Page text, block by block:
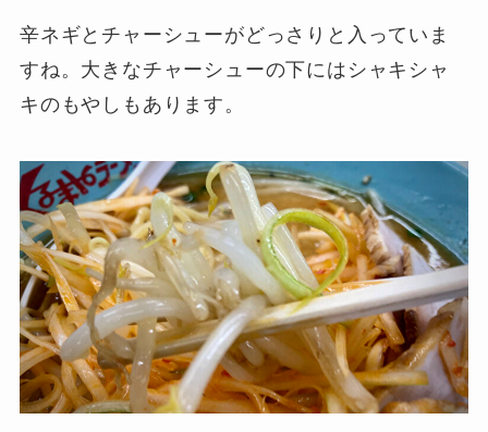
辛ネギとチャーシューがどっさりと入っていま
すね。大きなチャーシューの下にはシャキシャ
キのもやしもあります。